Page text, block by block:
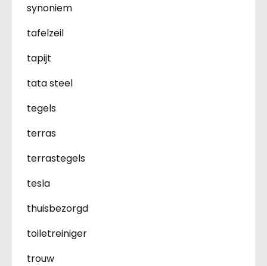
synoniem
tafelzeil
tapijt
tata steel
tegels
terras
terrastegels
tesla
thuisbezorgd
toiletreiniger
trouw